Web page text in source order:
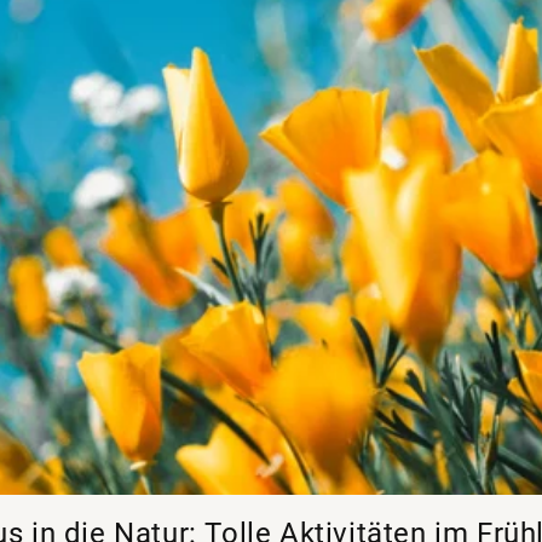
in die Natur: Tolle Aktivitäten im